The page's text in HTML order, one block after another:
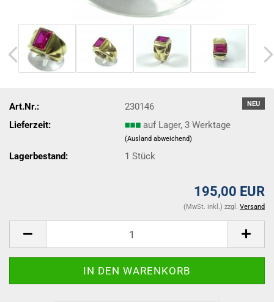
NEU
Art.Nr.:
230146
Lieferzeit:
auf Lager, 3 Werktage
(Ausland abweichend)
Lagerbestand: 1Stück
195,00 EUR
(MwSt. inkl.) zzgl. Versand